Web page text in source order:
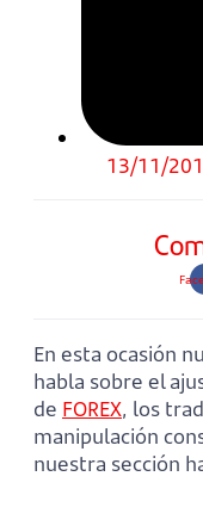
13/11/
En esta ocasión
habla sobre el
de FOREX, los
manipulación
nuestra sección